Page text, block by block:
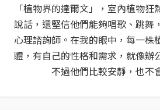
「植物界的達爾文」，室內植物
說話，還堅信他們能夠唱歌、跳舞
心理諮詢師。在我的眼中，每一株
體，有自己的性格和需求，就像辦
不過他們比較安靜，也不